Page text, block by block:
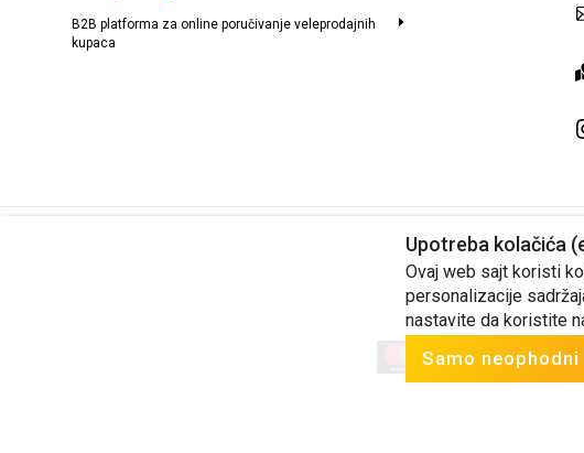
B2B platforma za online poručivanje veleprodajnih
kupaca
Cene su informativnog karaktera. Prodavac ne odgovara za tačnost cena
Upotreba kolačića
Ovaj web sajt koristi
personalizacije
nastavite da koristite
Samo neophodni